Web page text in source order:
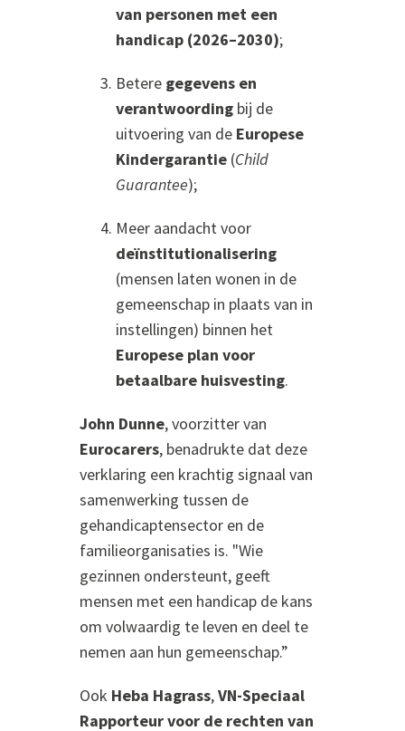
van personen met een
handicap (2026–2030);
Betere gegevens en
verantwoording bij de
uitvoering van de Europese
Kindergarantie (Child
Guarantee);
Meer aandacht voor
deïnstitutionalisering
(mensen laten wonen in de
gemeenschap in plaats van in
instellingen) binnen het
Europese plan voor
betaalbare huisvesting.
John Dunne, voorzitter van
Eurocarers, benadrukte dat deze
verklaring een krachtig signaal van
samenwerking tussen de
gehandicaptensector en de
familieorganisaties is. "Wie
gezinnen ondersteunt, geeft
mensen met een handicap de kans
om volwaardig te leven en deel te
nemen aan hun gemeenschap.”
Ook Heba Hagrass,VN-Speciaal
Rapporteur voor de rechten van